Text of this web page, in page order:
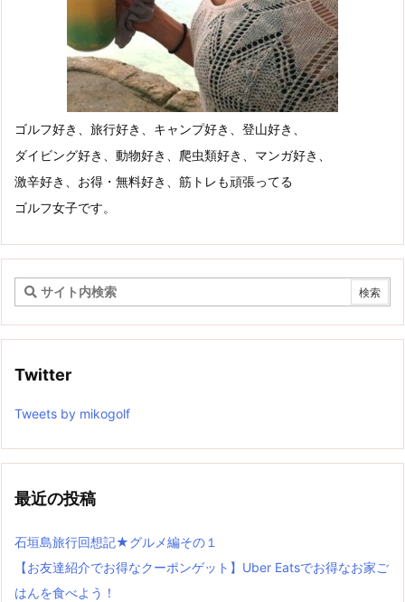
ゴルフ好き、旅行好き、キャンプ好き、登山好き、
ダイビング好き、動物好き、爬虫類好き、マンガ好き、
激辛好き、お得・無料好き、筋トレも頑張ってる
ゴルフ女子です。
Twitter
Tweets by mikogolf
最近の投稿
石垣島旅行回想記★グルメ編その１
【お友達紹介でお得なクーポンゲット】Uber Eatsでお得なお家ご
はんを食べよう！